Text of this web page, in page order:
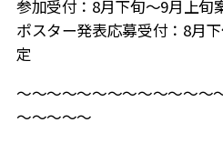
参加受付：8月下旬～9月上旬
ポスター発表応募受付：8月
定
～～～～～～～～～～～～～
～～～～～